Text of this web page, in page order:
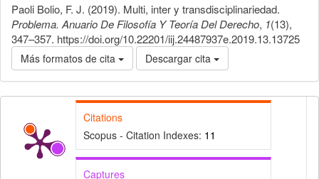
Paoli Bolio, F. J. (2019). Multi, inter y transdisciplinariedad.
Problema. Anuario De Filosofía Y Teoría Del Derecho, 1(13),
347–357. https://doi.org/10.22201/iij.24487937e.2019.13.13725
Más formatos de cita Descargar cita
Citations
Scopus - Citation Indexes: 11
Captures